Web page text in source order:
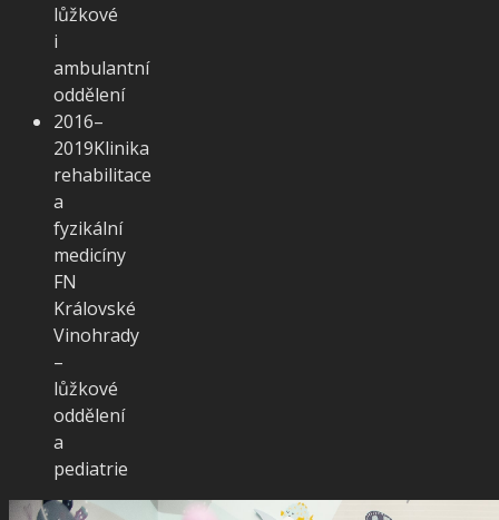
lůžkové
i
ambulantní
oddělení
2016–
2019Klinika
rehabilitace
a
fyzikální
medicíny
FN
Královské
Vinohrady
–
lůžkové
oddělení
a
pediatrie